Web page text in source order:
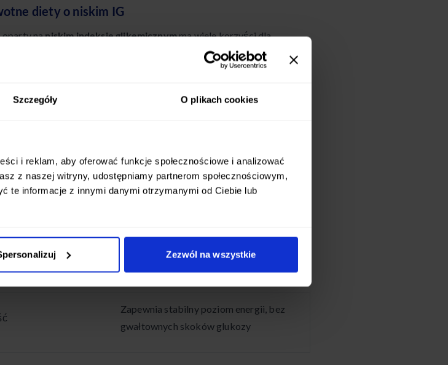
Szczegóły O plikach cookies
i reklam, aby oferować funkcje społecznościowe i analizować
z naszej witryny, udostępniamy partnerom społecznościowym,
te informacje z innymi danymi otrzymanymi od Ciebie lub
Zezwól na wszystkie
diety o niskim IG
oparty naniskim indeksie glikemicznymma wiele korzyści dla
typu 2
Stabilizuje poziom cukru we krwi i
Obniża poziom złego cholesterolu i
Zapewnia stabilny poziom energii, bez
gwałtownych skoków glukozy